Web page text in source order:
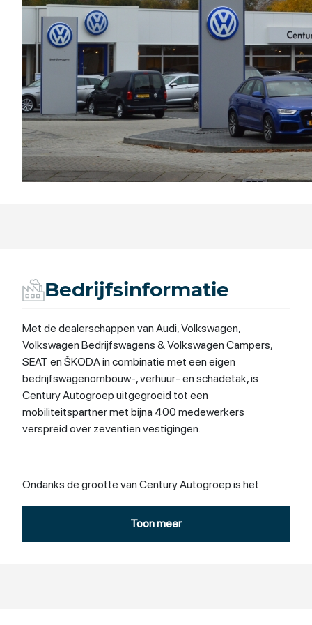
Bedrijfsinformatie
Met de dealerschappen van Audi, Volkswagen,
Volkswagen Bedrijfswagens & Volkswagen Campers,
SEAT en ŠKODA in combinatie met een eigen
bedrijfswagenombouw-, verhuur- en schadetak, is
Century Autogroep uitgegroeid tot een
mobiliteitspartner met bijna 400 medewerkers
verspreid over zeventien vestigingen.
Ondanks de grootte van Century Autogroep is het
belangrijk. Century Autogroep heeft vestigingen in
Toon meer